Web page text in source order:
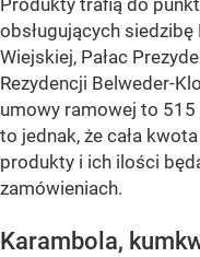
obsługujących
Wiejskiej, Pałac
Rezydencji Belweder-
umowy ramowej to 515
to jednak, że cała
produkty i ich ilości
zamówieniach.
Karambola,